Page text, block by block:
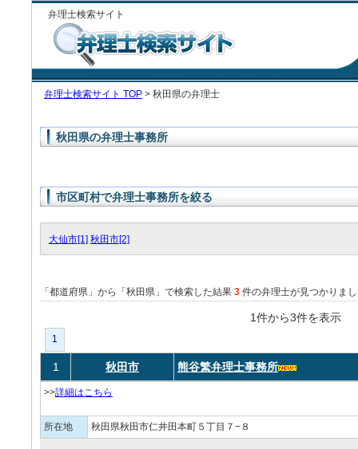
弁理士検索サイト
弁理士検索サイト TOP > 秋田県の弁理士
秋田県の弁理士事務所
市区町村で弁理士事務所を絞る
大仙市[1] 秋田市[2]
「都道府県」から「秋田県」で検索した結果 3 件の弁理士が見つかりま
1件から3件を表
1
1 秋田市 熊谷繁弁理士事務所
>>詳細はこちら
所在地 秋田県秋田市仁井田本町５丁目７−８